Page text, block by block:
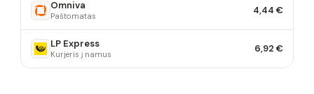
Omniva
Paštomatas 4,44 €
LP Express
Kurjeris į namus 6,92 €